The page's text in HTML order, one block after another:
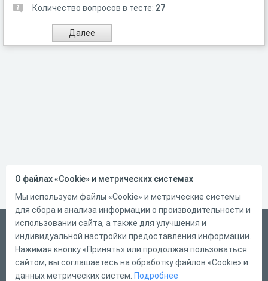
Количество вопросов в тесте: 27
Русский
Справка
Форма обратной связи
О файлах «Cookie» и метрических системах
Мы используем файлы «Cookie» и метрические системы
для сбора и анализа информации о производительности и
использовании сайта, а также для улучшения и
индивидуальной настройки предоставления информации.
Нажимая кнопку «Принять» или продолжая пользоваться
сайтом, вы соглашаетесь на обработку файлов «Cookie» и
данных метрических систем. Подробнее